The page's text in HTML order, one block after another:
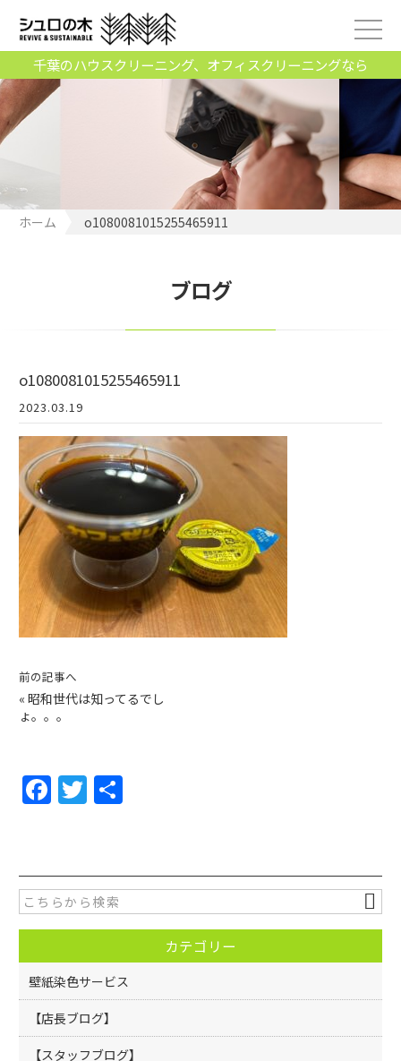
千葉のハウスクリーニング、オフィスクリーニングなら
ホーム o1080081015255465911
ブログ
o1080081015255465911
2023.03.19
前の記事へ
« 昭和世代は知ってるでし
ょ。。。
F
a
e
b
o
o
k
T
w
er
カテゴリー
壁紙染色サービス
【店長ブログ】
【スタッフブログ】